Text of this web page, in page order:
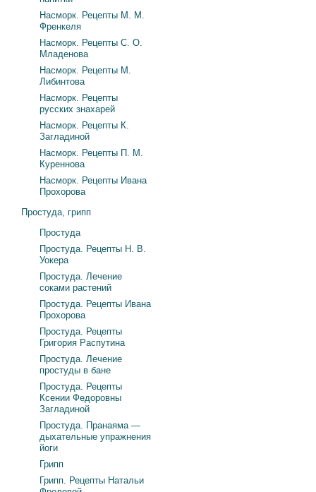
Насморк. Рецепты М. М.
Френкеля
Насморк. Рецепты С. О.
Младенова
Насморк. Рецепты М.
Либинтова
Насморк. Рецепты
русских знахарей
Насморк. Рецепты К.
Загладиной
Насморк. Рецепты П. М.
Куреннова
Насморк. Рецепты Ивана
Прохорова
Простуда, грипп
Простуда
Простуда. Рецепты Н. В.
Уокера
Простуда. Лечение
соками растений
Простуда. Рецепты Ивана
Прохорова
Простуда. Рецепты
Григория Распутина
Простуда. Лечение
простуды в бане
Простуда. Рецепты
Ксении Федоровны
Загладиной
Простуда. Пранаяма —
дыхательные упражнения
йоги
Грипп
Грипп. Рецепты Натальи